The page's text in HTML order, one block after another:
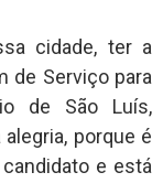
cidade, ter a
de Serviço para
de São Luís,
porque é
e está